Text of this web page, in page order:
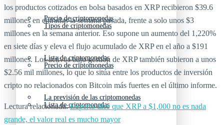
Precio de criptomonedas
Lista de criptomonedas
La previsión de las criptomonedas
Tipos de criptomonedas
Precio de criptomonedas
Lista de criptomonedas
los productos cotizados en bolsa basados en XRP recibieron $39.6
millones en entradas la semana pasada, frente a solo unos $3
millones en la semana anterior. Eso supone un aumento del 1,220%
en siete días y eleva el flujo acumulado de XRP en el año a $191
millones. Los activos bajo gestión de XRP también subieron a unos
$2.56 mil millones, lo que lo sitúa entre los productos de inversión
cripto no relacionados con Bitcoin más fuertes en el último informe.
Lectura relacionada:Experto dice que XRP a $1,000 no es nada
grande, el valor real es mucho mayor